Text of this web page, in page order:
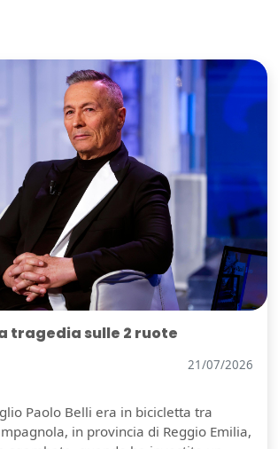
tragedia sulle 2 ruote
21/07/2026
Paolo Belli era in bicicletta tra
in provincia di Reggio Emilia,